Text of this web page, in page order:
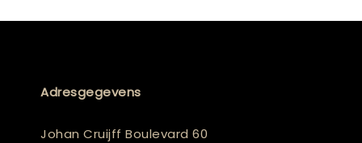
Adresgegevens
Johan Cruijff Boulevard 60